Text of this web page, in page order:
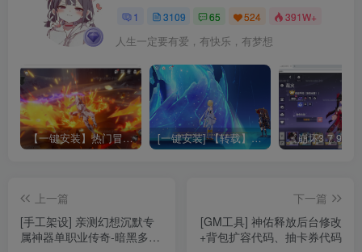
1 3109 65 524 391W+
人生一定要有爱，有快乐，有梦想
【一键安装】热门冒险策略类游戏崩坏：星穹铁道全新2.3版本一键端+一键代理+一键启动+免虚拟机 [一键安装] 【转载】原神3.4真端服务端+源码+配套客户端+详尽说明+GM工具+源码说明文件
上一篇
[手工架设] 亲测幻想沉默专
属神器单职业传奇-暗黑多大
下一篇
[GM工具] 神佑释放后台修改
+背包扩容代码、抽卡券代码